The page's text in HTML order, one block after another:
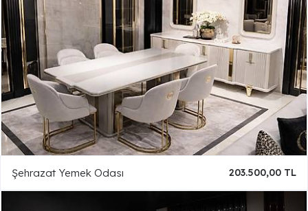
Şehrazat Yemek Odası 203.500,00 TL